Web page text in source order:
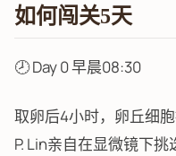
如何闯关5天
🕗 Day 0 早晨08:30
取卵后4小时，卵丘细
P. Lin亲自在显微镜下